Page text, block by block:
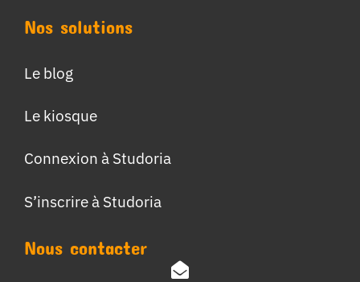
Nos solutions
Le blog
Le kiosque
Connexion à Studoria
S’inscrire à Studoria
Nous contacter